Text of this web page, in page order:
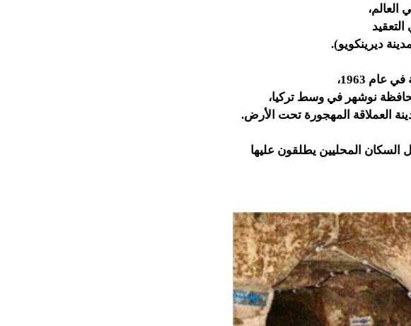
العالم،
ديرينكويو).
1963،
نوشهر في وسط تركيا،
العملاقة المهجورة تحت الأرض.
السكان المحليين يطلقون عليها